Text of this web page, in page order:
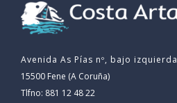
Avenida As Pías nº, bajo izquierda
15500 Fene (A Coruña)
Tlfno: 881 12 48 22